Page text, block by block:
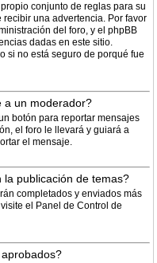
conjunto de reglas para su
una advertencia. Por favor
del foro, y el phpBB
dadas en este sitio.
si no está seguro de porqué fue
a un moderador?
botón para reportar mensajes
el foro le llevará y guiará a
el mensaje.
publicación de temas?
completados y enviados más
el Panel de Control de